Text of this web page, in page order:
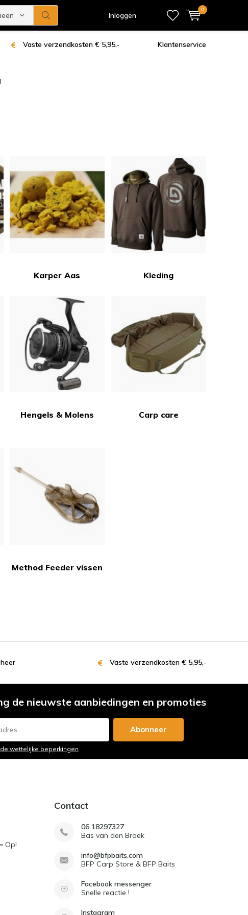
Inloggen
0
Vaste verzendkosten € 5,95,- Klantenservice
Karper Aas Kleding
Hengels & Molens Carp care
Method Feeder vissen
Vaste verzendkosten € 5,95,-
de nieuwste aanbiedingen en promoties
Abonneer
wettelijke beperkingen
Op!
Contact
06 18297327
Bas van den Broek
info@bfpbaits.com
BFP Carp Store & BFP Baits
Facebook messenger
Snelle reactie !
Instagram